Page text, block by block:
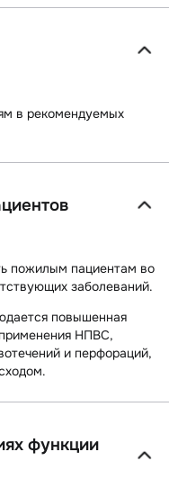
в рекомендуемых
пожилым пациентам во
заболеваний.
повышенная
НПВС,
и перфораций,
функции